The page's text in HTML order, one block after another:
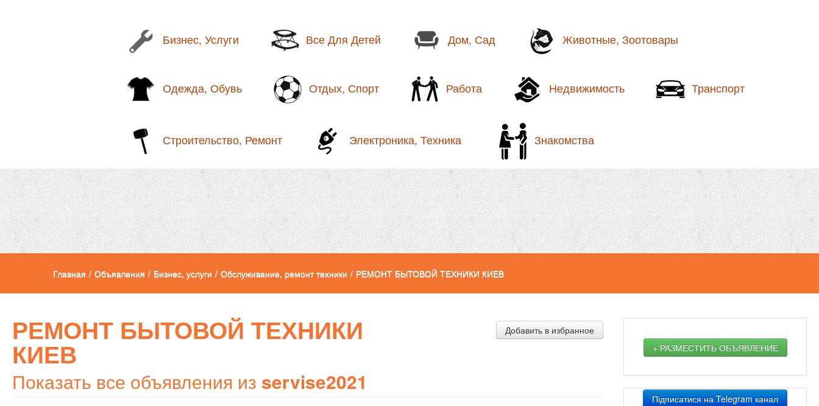
Бизнес, Услуги Все Для Детей Дом, Сад Животные, Зоотовары
Одежда, Обувь Отдых, Спорт Работа Недвижимость Транспорт
Строительство, Ремонт Электроника, Техника Знакомства
Главная / Объявления / Бизнес, услуги / Обслуживание, ремонт техники / РЕМОНТ БЫТОВОЙ ТЕХНИКИ КИЕВ
РЕМОНТ БЫТОВОЙ ТЕХНИКИ
КИЕВ
Показать все объявления из servise2021
Добавить в избранное
+ РАЗМЕСТИТЬ ОБЪЯВЛЕНИЕ
Підписатися на Telegram канал